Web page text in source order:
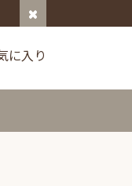
に入り